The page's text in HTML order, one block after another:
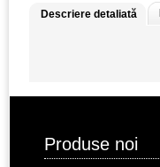
Descriere detaliată
Produse noi